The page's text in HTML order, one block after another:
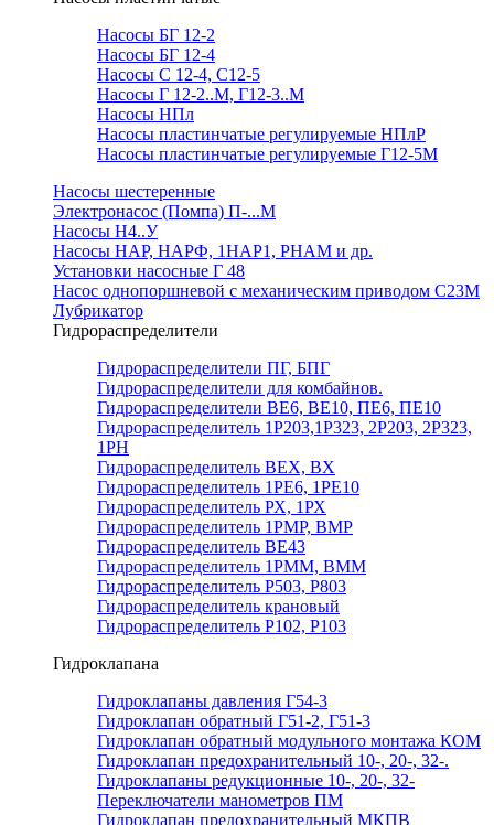
Насосы БГ 12-2
Насосы БГ 12-4
Насосы С 12-4, С12-5
Насосы Г 12-2..М, Г12-3..М
Насосы НПл
Насосы пластинчатые регулируемые НПлР
Насосы пластинчатые регулируемые Г12-5М
Насосы шестеренные
Электронасос (Помпа) П-...М
Насосы Н4..У
Насосы НАР, НАРФ, 1НАР1, РНАМ и др.
Установки насосные Г 48
Насос однопоршневой с механическим приводом С23М
Лубрикатор
Гидрораспределители
Гидрораспределители ПГ, БПГ
Гидрораспределители для комбайнов.
Гидрораспределители ВЕ6, ВЕ10, ПЕ6, ПЕ10
Гидрораспределитель 1Р203,1Р323, 2Р203, 2Р323,
1РН
Гидрораспределитель ВЕХ, ВХ
Гидрораспределитель 1РЕ6, 1РЕ10
Гидрораспределитель РХ, 1РХ
Гидрораспределитель 1РМР, ВМР
Гидрораспределитель ВЕ43
Гидрораспределитель 1РММ, ВММ
Гидрораспределитель Р503, Р803
Гидрораспределитель крановый
Гидрораспределитель Р102, Р103
Гидроклапана
Гидроклапаны давления Г54-3
Гидроклапан обратный Г51-2, Г51-3
Гидроклапан обратный модульного монтажа КОМ
Гидроклапан предохранительный 10-, 20-, 32-.
Гидроклапаны редукционные 10-, 20-, 32-
Переключатели манометров ПМ
Гидроклапан предохранительный МКПВ